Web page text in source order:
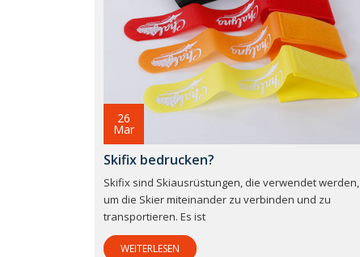
26
Mar
Skifix bedrucken?
Skifix sind Skiausrüstungen, die verwendet werden,
um die Skier miteinander zu verbinden und zu
transportieren. Es ist
WEITERLESEN